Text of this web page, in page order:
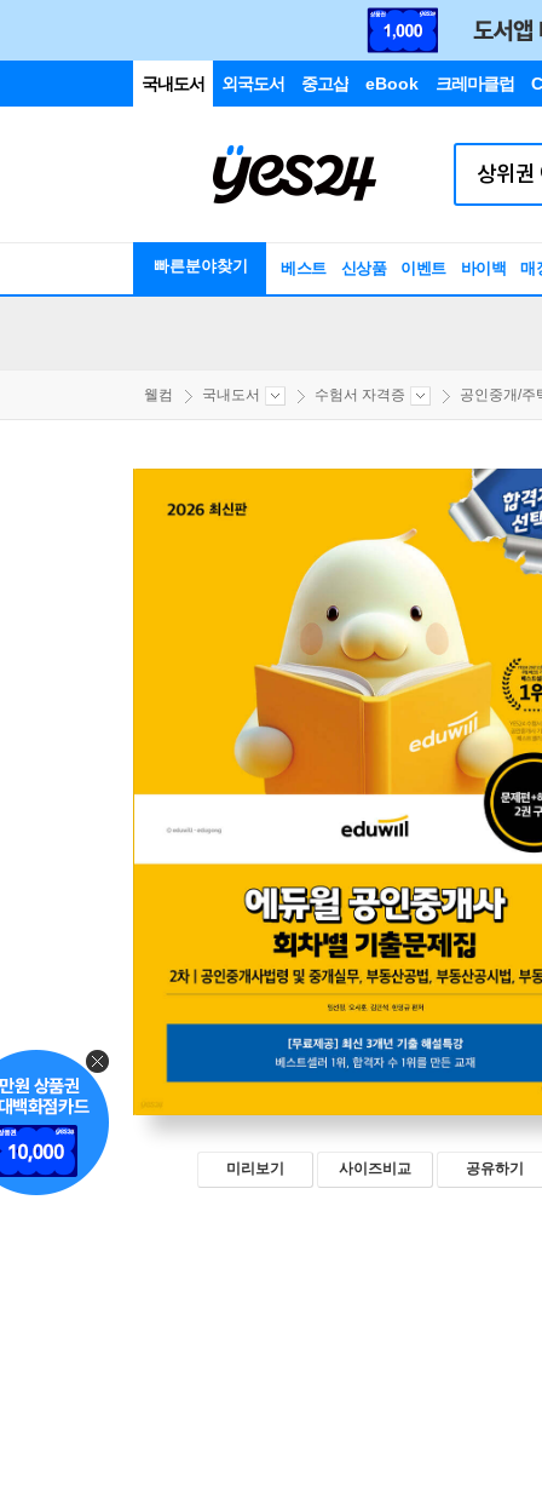
국내도서 외국도서 중고샵 eBook 크레마클럽
빠른분야찾기 베스트 신상품 이벤트 바이백 매
웰컴 국내도서 수험서 자격증 공인중개/주
미리보기 사이즈비교 공유하기